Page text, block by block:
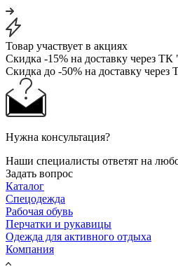
Товар участвует в акциях
Скидка -15% на доставку через ТК
Скидка до -50% на доставку
Нужна консультация?
Наши специалисты ответят на
Задать вопрос
Каталог
Спецодежда
Рабочая обувь
Перчатки и рукавицы
Одежда для активного отдыха
Компания